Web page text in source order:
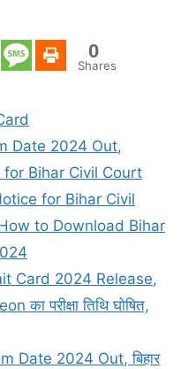
0
Shares
Date 2024 Out,
Bihar Civil Court
for Bihar Civil
to Download Bihar
Card 2024 Release,
का परीक्षा तिथि घोषित,
Date 2024 Out, बिहार